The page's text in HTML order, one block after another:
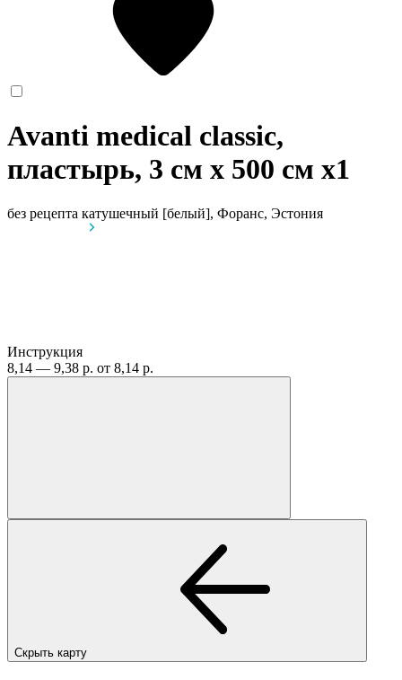
Avanti medical classic,
пластырь, 3 см х 500 см x1
без рецепта катушечный [белый], Форанс, Эстония
Инструкция
8,14 — 9,38 р. от 8,14 р.
Скрыть карту